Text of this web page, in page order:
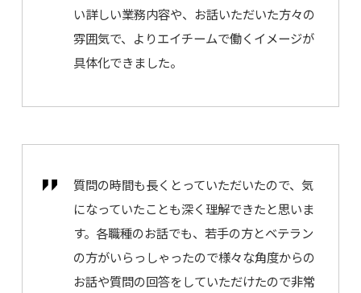
い詳しい業務内容や、お話いただいた方々の
雰囲気で、よりエイチームで働くイメージが
具体化できました。
質問の時間も長くとっていただいたので、気
になっていたことも深く理解できたと思いま
す。各職種のお話でも、若手の方とベテラン
の方がいらっしゃったので様々な角度からの
お話や質問の回答をしていただけたので非常